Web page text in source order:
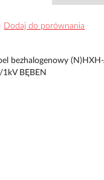
Dodaj do porównania
bezhalogenowy
1kV BĘBEN